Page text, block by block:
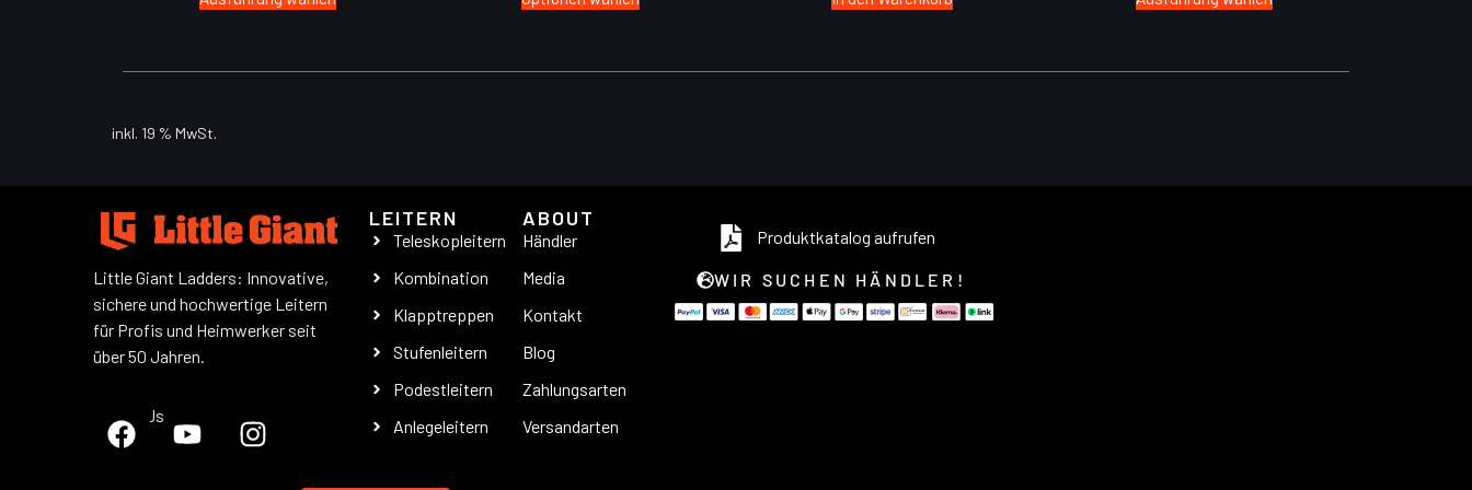
inkl. 19 % MwSt.
Little Giant Ladders: Innovative,
sichere und hochwertige Leitern
für Profis und Heimwerker seit
über 50 Jahren.
Follow Us
LEITERN
Teleskopleitern
Kombination
Klapptreppen
Stufenleitern
Podestleitern
Anlegeleitern
ABOUT
Händler
Media
Kontakt
Blog
Zahlungsarten
Versandarten
Produktkatalog aufrufen
WIR SUCHEN HÄNDLER!